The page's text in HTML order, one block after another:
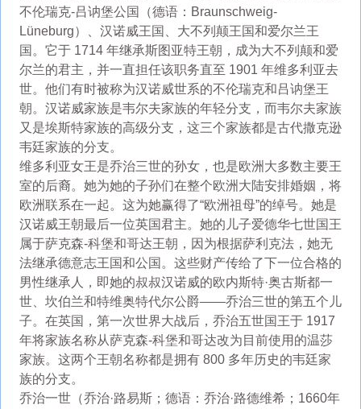
不伦瑞克-吕讷堡公国（德语：Braunschweig-
Lüneburg）、汉诺威王国、大不列颠王国和爱尔兰王
国。它于 1714 年继承斯图亚特王朝，成为大不列颠和爱
尔兰的君主，并一直担任该职务直至 1901 年维多利亚去
世。他们有时被称为汉诺威世系的不伦瑞克和吕讷堡王
朝。汉诺威家族是韦尔夫家族的年轻分支，而韦尔夫家族
又是埃斯特家族的高级分支，这三个家族都是古代撒克逊
韦廷家族的分支。
维多利亚女王是乔治三世的孙女，也是欧洲大多数主要王
室的后裔。她为她的子孙们在整个欧洲大陆安排婚姻，将
欧洲联系在一起。这为她赢得了“欧洲祖母”的绰号。她是
汉诺威王朝最后一位英国君主。她的儿子爱德华七世国王
属于萨克森-科堡和哥达王朝，因为根据萨利克法，她无
法继承德意志王国和公国。这些财产传给了下一位合格的
男性继承人，即她的叔叔汉诺威的欧内斯特·奥古斯都一
世、坎伯兰和特维奥特代尔公爵——乔治三世的第五个儿
子。在英国，第一次世界大战后，乔治五世国王于 1917
年将家族名称从萨克森-科堡和哥达改为目前使用的温莎
家族。这两个王朝名称都是拥有 800 多年历史的韦廷家
族的分支。
乔治一世（乔治·路易斯；德语：乔治·路德维希；1660年